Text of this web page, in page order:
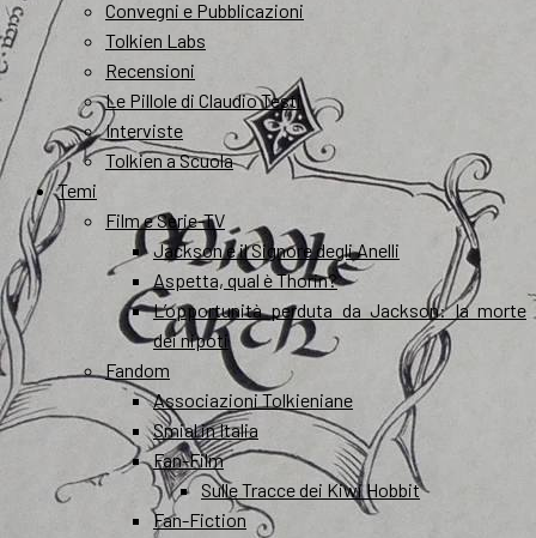
Convegni e Pubblicazioni
Tolkien Labs
Recensioni
Le Pillole di Claudio Testi
Interviste
Tolkien a Scuola
Temi
Film e Serie-TV
Jackson e il Signore degli Anelli
Aspetta, qual è Thorin?
L’opportunità perduta da Jackson: la morte
dei nipoti
Fandom
Associazioni Tolkieniane
Smial in Italia
Fan-Film
Sulle Tracce dei Kiwi Hobbit
Fan-Fiction